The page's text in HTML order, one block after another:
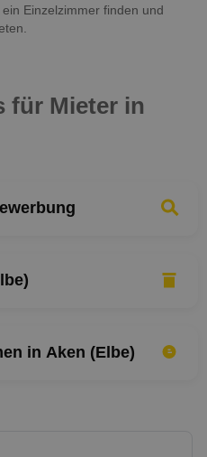
Einzelzimmer finden und
für Mieter in
in Aken (Elbe)